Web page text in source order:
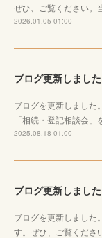
ぜひ、ご覧ください
2026.01.05 01:00
ブログ更新しました
ブログを更新しました
「相続・登記相談会
2025.08.18 01:00
ブログ更新しました
ブログを更新しました
す。ぜひ、ご覧くだ